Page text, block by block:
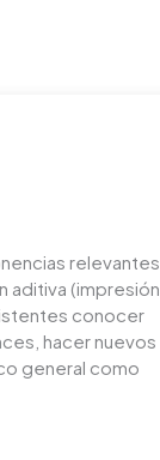
relevantes
aditiva (impresión
conocer
hacer nuevos
general como